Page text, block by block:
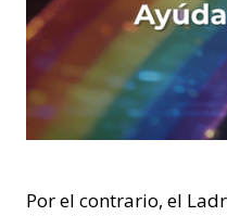
​Por el contrario, el